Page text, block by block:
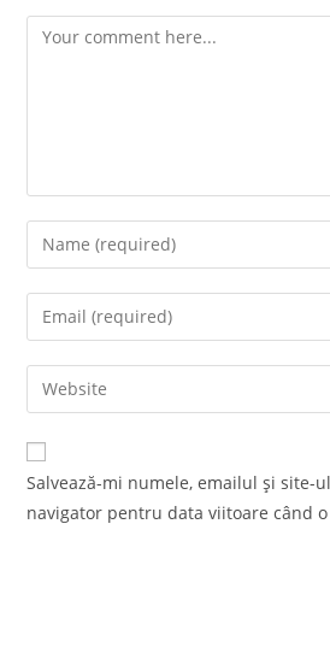
Comment
Enter
your
name
comment
Enter
your
email
address
comment
Enter
your
website
URL
Salvează-mi numele, emailul și site-
navigator pentru data viitoare când o